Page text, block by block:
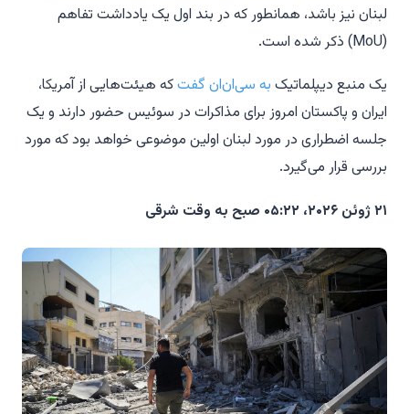
لبنان نیز باشد، همانطور که در بند اول یک یادداشت تفاهم
(MoU) ذکر شده است.
یک منبع دیپلماتیک به سی‌ان‌ان گفتکه هیئت‌هایی از آمریکا،
ایران و پاکستان امروز برای مذاکرات در سوئیس حضور دارند و یک
جلسه اضطراری در مورد لبنان اولین موضوعی خواهد بود که مورد
بررسی قرار می‌گیرد.
۲۱ ژوئن ۲۰۲۶، ۰۵:۲۲ صبح به وقت شرقی